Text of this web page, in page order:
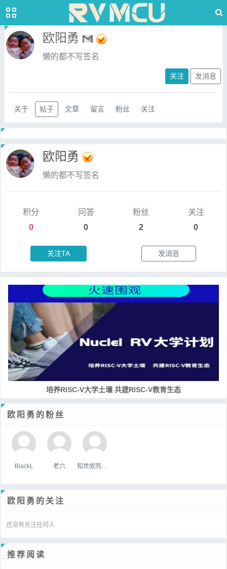
欧阳勇
懒的都不写签名
关注 发消息
关于 帖子 文章 留言 粉丝 关注
欧阳勇
懒的都不写签名
积分
0
问答
0
粉丝
2
关注
0
关注TA 发消息
培养RISC-V大学土壤 共建RISC-V教育生态
欧阳勇的粉丝
BlackL 老六
欧阳勇的关注
还没有关注任何人
推荐阅读